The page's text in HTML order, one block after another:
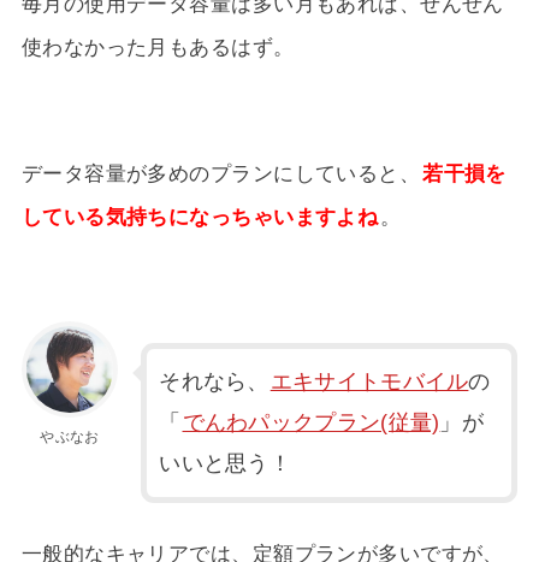
使わなかった月もあるはず。
データ容量が多めのプランにしていると、 若干損を
している気持ちになっちゃいますよね。
やぶなお
それなら、 エキサイトモバイルの
「 でんわパックプラン(従量) 」が
いいと思う！
一般的なキャリアでは、定額プランが多いですが、